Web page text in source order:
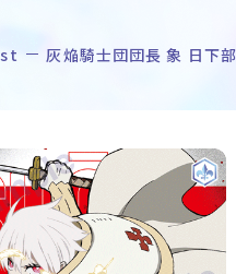
News
ル 商品情報
Card List
カードリスト
灰焔騎士団団長 象 日下部